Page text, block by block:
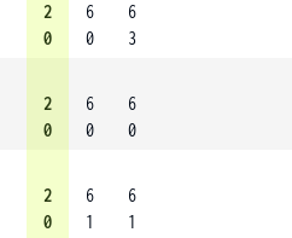
2
0
6
0
6
3
2
0
6
0
6
0
2
0
6
1
6
1